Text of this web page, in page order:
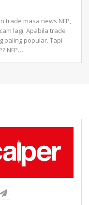
trade masa news NFP,
lagi. Apabila trade
paling popular. Tapi
NFP…